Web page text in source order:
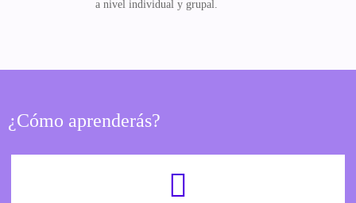
a nivel individual y grupal.
¿Cómo aprenderás?